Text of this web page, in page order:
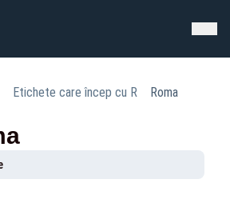
Etichete care încep cu R Roma